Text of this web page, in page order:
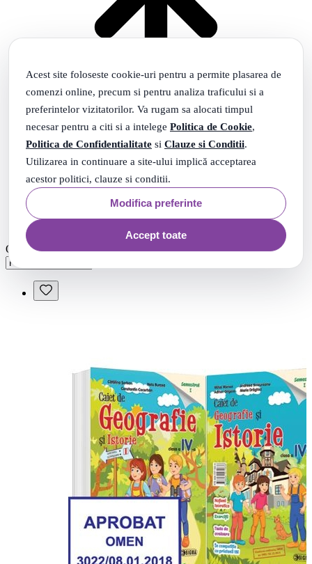
Acest site foloseste cookie-uri pentru a permite plasarea de
comenzi online, precum si pentru analiza traficului si a
preferintelor vizitatorilor. Va rugam sa alocati timpul
necesar pentru a citi si a intelege Politica de Cookie,
Politica de Confidentialitate si Clauze si Conditii.
Utilizarea in continuare a site-ului implică acceptarea
acestor politici, clauze si conditii.
Modifica preferinte
Accept toate
Ordonare Populare Ordonare: